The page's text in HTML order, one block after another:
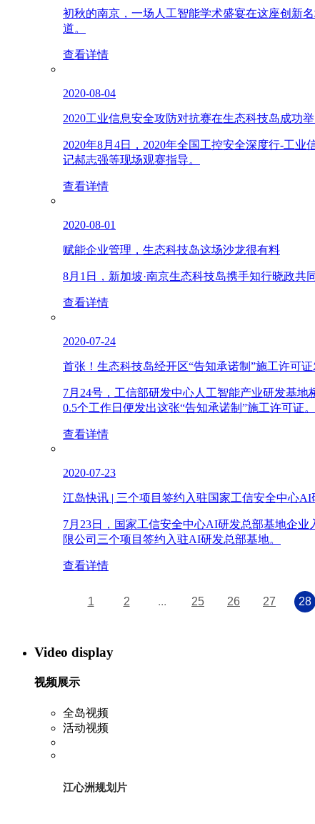
初秋的南京，一场人工智能学术盛宴在这座创新
道。
查看详情
2020-08-04
2020工业信息安全攻防对抗赛在生态科技岛成功
2020年8月4日，2020年全国工控安全深度行-工
记郝志强等现场观赛指导。
查看详情
2020-08-01
赋能企业管理，生态科技岛这场沙龙很有料
8月1日，新加坡·南京生态科技岛携手知行晓政共
查看详情
2020-07-24
首张！生态科技岛经开区“告知承诺制”施工许可证
7月24号，工信部研发中心人工智能产业研发基
0.5个工作日便发出这张“告知承诺制”施工许可证。
查看详情
2020-07-23
江岛快讯 | 三个项目签约入驻国家工信安全中心AI
7月23日，国家工信安全中心AI研发总部基地企
限公司三个项目签约入驻AI研发总部基地。
查看详情
1 2 ... 25 26 27 28
Video display
视频展示
全岛视频
活动视频
江心洲规划片